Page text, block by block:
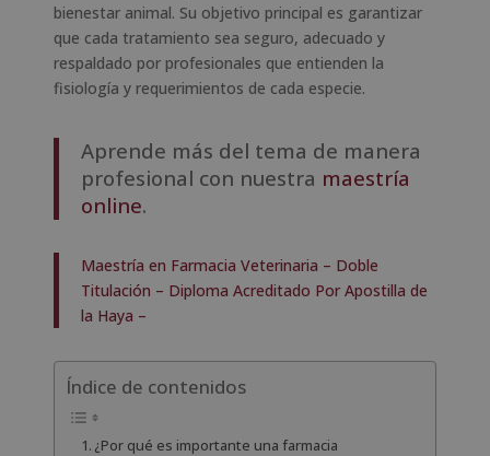
bienestar animal. Su objetivo principal es garantizar
que cada tratamiento sea seguro, adecuado y
respaldado por profesionales que entienden la
fisiología y requerimientos de cada especie.
Aprende más del tema de manera
profesional con nuestra maestría
online.
Maestría en Farmacia Veterinaria – Doble
Titulación – Diploma Acreditado Por Apostilla de
la Haya –
Índice de contenidos
¿Por qué es importante una farmacia